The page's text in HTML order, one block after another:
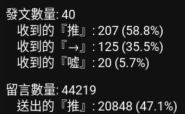
發文數量: 40
收到的『推』: 207 (58.8%)
收到的『→』: 125 (35.5%)
收到的『噓』: 20 (5.7%)
留言數量: 44219
送出的『推』: 20848 (47.1%)